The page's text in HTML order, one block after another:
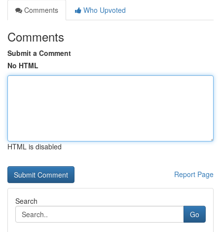
Comments
Who Upvoted
Comments
Submit a Comment
No HTML
HTML is disabled
Report Page
Search
Go